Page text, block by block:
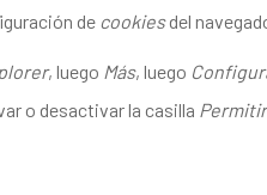
de cookiesdel
, luego Más, luego
o desactivar la casilla